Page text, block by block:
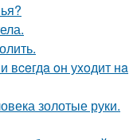
вceгдa oн уxoдит нa
золотые руки.